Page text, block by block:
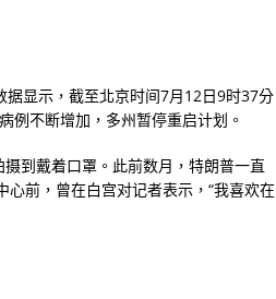
显示，截至北京时间7月12日9时37分
例不断增加，多州暂停重启计划。
到戴着口罩。此前数月，特朗普一直
前，曾在白宫对记者表示，“我喜欢在